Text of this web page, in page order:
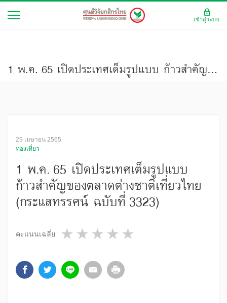
1 พ.ค. 65 เปิดประเทศเต็มรูปแบบ ก้าวสำคัญของตลาดต่างชาติเที่ยวไทย (กระแสทรรศน์ ฉบับที่ 3323)
29 เมษายน 2565
ท่องเที่ยว
1 พ.ค. 65 เปิดประเทศเต็มรูปแบบ
ก้าวสำคัญของตลาดต่างชาติเที่ยวไทย
(กระแสทรรศน์ ฉบับที่ 3323)
คะแนนเฉลี่ย 4 stars
3 stars
2 stars
1 star
เข้าสู่ระบบ